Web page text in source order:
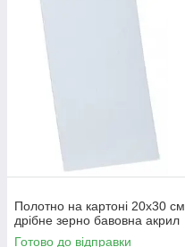
Полотно на картоні 20х30 см
дрібне зерно бавовна акрил
Готово до відправки